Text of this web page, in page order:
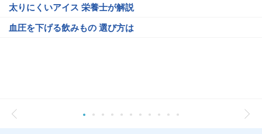
太りにくいアイス 栄養士が解説
血圧を下げる飲みもの 選び方は